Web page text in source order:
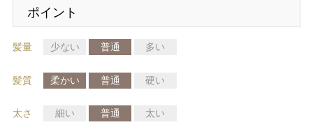
ポイント
髪量 少ない 普通 多い
髪質 柔かい 普通 硬い
太さ 細い 普通 太い